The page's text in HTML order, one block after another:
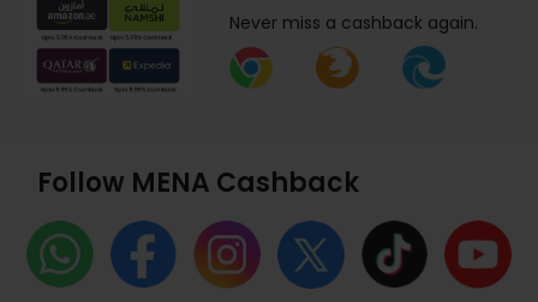
Never miss a cashback again.
Follow MENA Cashback